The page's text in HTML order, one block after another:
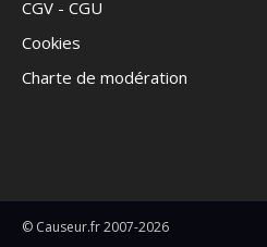
CGV - CGU
Cookies
Charte de modération
© Causeur.fr 2007-2026